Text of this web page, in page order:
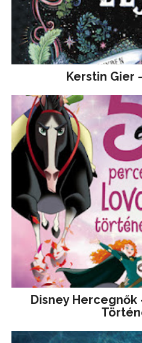
Kerstin Gier
Disney ​Hercegnők